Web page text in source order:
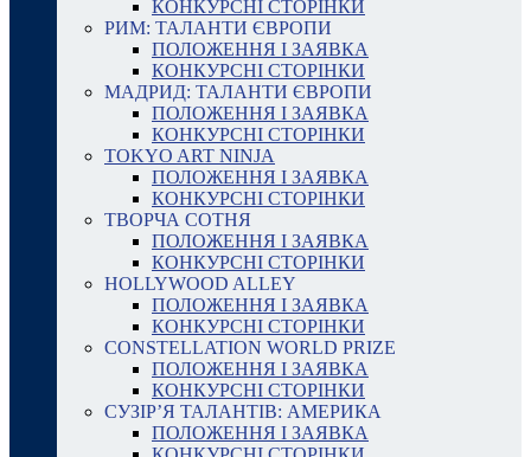
КОНКУРСНІ СТОРІНКИ
РИМ: ТАЛАНТИ ЄВРОПИ
ПОЛОЖЕННЯ І ЗАЯВКА
КОНКУРСНІ СТОРІНКИ
МАДРИД: ТАЛАНТИ ЄВРОПИ
ПОЛОЖЕННЯ І ЗАЯВКА
КОНКУРСНІ СТОРІНКИ
TOKYO ART NINJA
ПОЛОЖЕННЯ І ЗАЯВКА
КОНКУРСНІ СТОРІНКИ
ТВОРЧА СОТНЯ
ПОЛОЖЕННЯ І ЗАЯВКА
КОНКУРСНІ СТОРІНКИ
HOLLYWOOD ALLEY
ПОЛОЖЕННЯ І ЗАЯВКА
КОНКУРСНІ СТОРІНКИ
CONSTELLATION WORLD PRIZE
ПОЛОЖЕННЯ І ЗАЯВКА
КОНКУРСНІ СТОРІНКИ
СУЗІР’Я ТАЛАНТІВ: АМЕРИКА
ПОЛОЖЕННЯ І ЗАЯВКА